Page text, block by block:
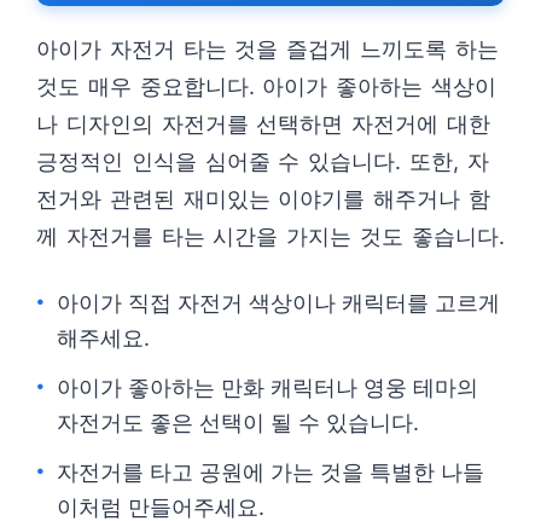
아이가 자전거 타는 것을 즐겁게 느끼도록 하는
것도 매우 중요합니다. 아이가 좋아하는 색상이
나 디자인의 자전거를 선택하면 자전거에 대한
긍정적인 인식을 심어줄 수 있습니다. 또한, 자
전거와 관련된 재미있는 이야기를 해주거나 함
께 자전거를 타는 시간을 가지는 것도 좋습니다.
아이가 직접 자전거 색상이나 캐릭터를 고르게
해주세요.
아이가 좋아하는 만화 캐릭터나 영웅 테마의
자전거도 좋은 선택이 될 수 있습니다.
자전거를 타고 공원에 가는 것을 특별한 나들
이처럼 만들어주세요.